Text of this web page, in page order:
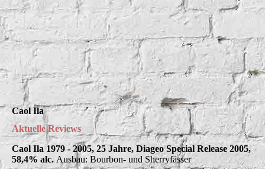
Caol Ila
Aktuelle Reviews
Caol Ila 1979 - 2005, 25 Jahre, Diageo Special Release 2005,
58,4% alc. Ausbau: Bourbon- und Sherryfässer